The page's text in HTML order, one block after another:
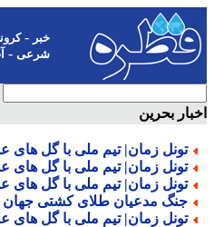
-کرونا-
شرعی-آب و
بحرین
تونل زمان| تیم ملی با گل های
تونل زمان| تیم ملی با گل های
تونل زمان| تیم ملی با گل های
جنگ مدعیان طلای کشتی جهان این
تونل زمان| تیم ملی با گل های